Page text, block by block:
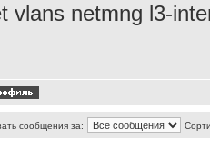
vlans netmng l3-
сообщения за: